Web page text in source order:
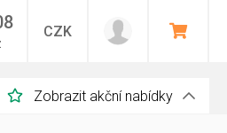
CZK
Zobrazit akční nabídky